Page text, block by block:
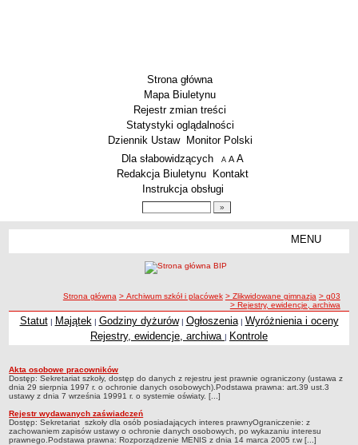
Strona główna
Mapa Biuletynu
Rejestr zmian treści
Statystyki oglądalności
Dziennik Ustaw
Monitor Polski
Menu dodatkowe
Dla słabowidzących A pomniejsz czcionkę
A standardowy rozmiar czcionki
A
Redakcja Biuletynu
Kontakt
Instrukcja obsługi
MENU
Zespoły Szkół
Techniczne Zakłady Naukowe
Przedszkola Miejskie
ARCHIWUM SZKÓŁ I PLACÓWEK
Zlikwidowane gimnazja
Przekształcone szkoły i placówki
ścieżka nawigacji
Strona główna > Archiwum szkół i placówek > Zlikwidowane gimnazja > g03
> Rejestry, ewidencje, archiwa
Rejestry, ewidencje, archiwa
Statut| Majątek | Godziny dyżurów| Ogłoszenia| Wyróżnienia i oceny
Rejestry, ewidencje, archiwa | Kontrole
Rejestry, ewidencje, archiwa
Akta osobowe pracowników
Dostęp: Sekretariat szkoły, dostęp do danych z rejestru jest prawnie ograniczony (ustawa z
dnia 29 sierpnia 1997 r. o ochronie danych osobowych).Podstawa prawna: art.39 ust.3
ustawy z dnia 7 września 19991 r. o systemie oświaty. [...]
Rejestr wydawanych zaświadczeń
Dostęp: Sekretariat szkoły dla osób posiadających interes prawnyOgraniczenie: z
zachowaniem zapisów ustawy o ochronie danych osobowych, po wykazaniu interesu
prawnego.Podstawa prawna: Rozporządzenie MENIS z dnia 14 marca 2005 r.w [...]